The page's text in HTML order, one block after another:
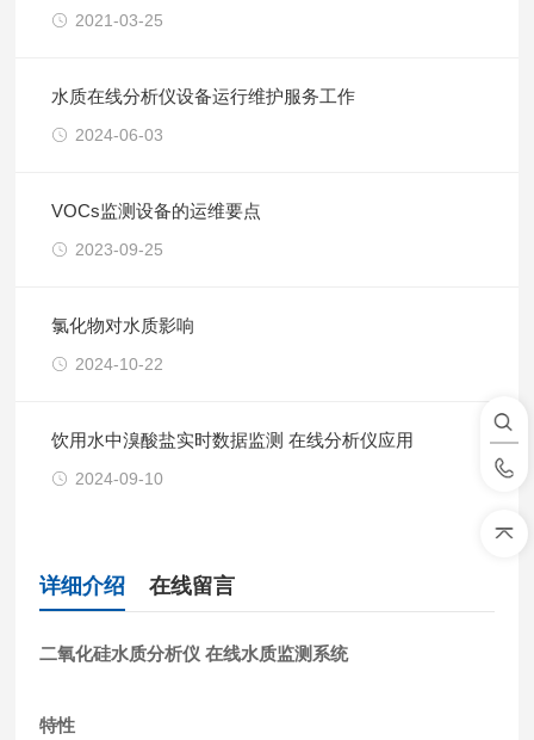
2021-03-25
水质在线分析仪设备运行维护服务工作
2024-06-03
VOCs监测设备的运维要点
2023-09-25
氯化物对水质影响
2024-10-22
饮用水中溴酸盐实时数据监测 在线分析仪应用
2024-09-10
详细介绍 在线留言
二氧化硅水质分析仪 在线水质监测系统
特性